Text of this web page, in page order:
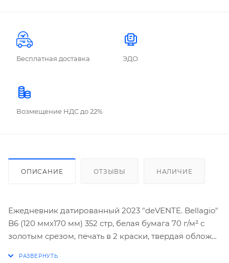
Бесплатная доставка ЭДО
Возмещение НДС до 22%
ОПИСАНИЕ ОТЗЫВЫ НАЛИЧИЕ
Ежедневник датированный 2023 "deVENTE. Bellagio"
B6 (120 ммx170 мм) 352 стр, белая бумага 70 г/м² с
золотым срезом, печать в 2 краски, твердая обложка